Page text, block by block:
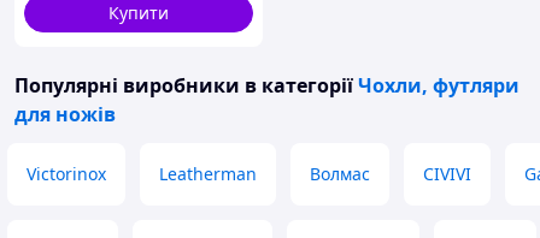
Купити
Популярні виробники в категоріїЧохли, футляри
для ножів
Victorinox Leatherman Волмас CIVIVI